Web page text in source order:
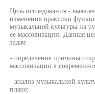
Цель исследования -
изменения практики
музыкальной культуры на
ее массовизации. Данная
задач:
- определение причины
массовизации в
- анализ музыкальной
плане;